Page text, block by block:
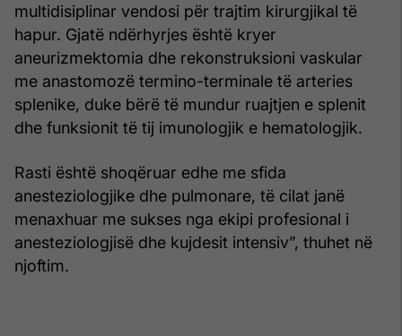
multidisiplinar vendosi për trajtim kirurgjikal të
hapur. Gjatë ndërhyrjes është kryer
aneurizmektomia dhe rekonstruksioni vaskular
me anastomozë termino-terminale të arteries
splenike, duke bërë të mundur ruajtjen e splenit
dhe funksionit të tij imunologjik e hematologjik.
Rasti është shoqëruar edhe me sfida
anesteziologjike dhe pulmonare, të cilat janë
menaxhuar me sukses nga ekipi profesional i
anesteziologjisë dhe kujdesit intensiv”, thuhet në
njoftim.